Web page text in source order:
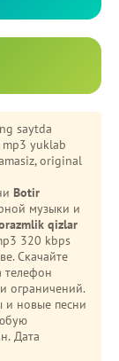
saytda
mp3 yuklab
original
Botir
музыки и
qizlar
320 kbps
ограничений.
и новые песни
Дата